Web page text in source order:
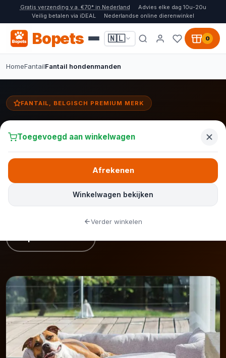
Gratis verzending v.a. €70* in Nederland
Advies elke dag 10u-20u
Veilig betalen via iDEAL
Nederlandse online dierenwinkel
Bopets 🇳🇱 0
HomeFantailFantail hondenmanden
FANTAIL, BELGISCH PREMIUM MERK
Fantail hondenmanden
orthopedisch schuim en vlekbestendige, wasbare hoezen. Kies de
Snooze, Snug of Stargaze voor de perfecte slaapplek voor je
hond.
Toegevoegd aan winkelwagen
Winkelwagen bekijken
Afrekenen
Verder winkelen